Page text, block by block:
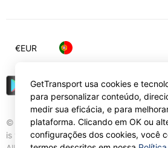
© Gettransport International Limited.
is trademark of Gettransport
€EUR
GetTransport usa cookies e
para personalizar conteúdo,
medir sua eficácia, e para
plataforma. Clicando em OK ou
configurações dos cookies, você